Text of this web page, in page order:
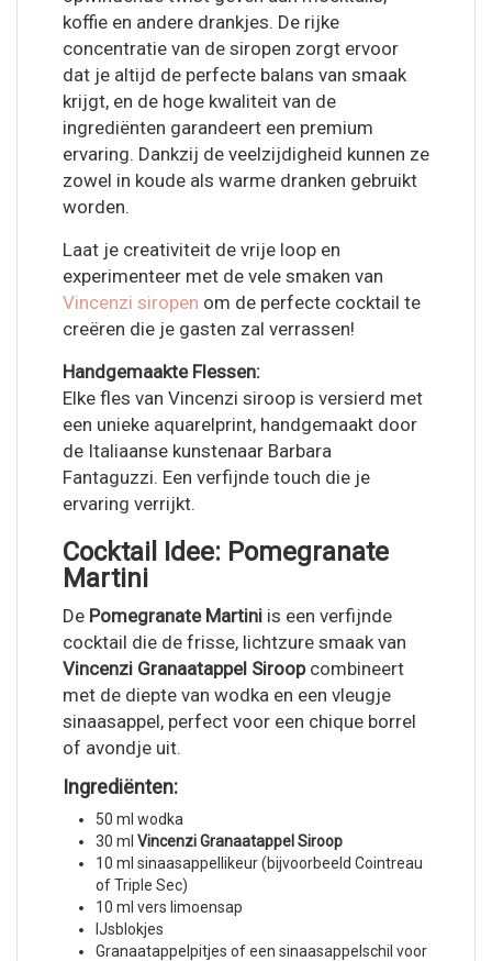
koffie en andere drankjes. De rijke
concentratie van de siropen zorgt ervoor
dat je altijd de perfecte balans van smaak
krijgt, en de hoge kwaliteit van de
ingrediënten garandeert een premium
ervaring. Dankzij de veelzijdigheid kunnen ze
zowel in koude als warme dranken gebruikt
worden.
Laat je creativiteit de vrije loop en
experimenteer met de vele smaken van
Vincenzi siropen om de perfecte cocktail te
creëren die je gasten zal verrassen!
Handgemaakte Flessen:
Elke fles van Vincenzi siroop is versierd met
een unieke aquarelprint, handgemaakt door
de Italiaanse kunstenaar Barbara
Fantaguzzi. Een verfijnde touch die je
ervaring verrijkt.
Cocktail Idee: Pomegranate
Martini
De Pomegranate Martini is een verfijnde
cocktail die de frisse, lichtzure smaak van
Vincenzi Granaatappel Siroopcombineert
met de diepte van wodka en een vleugje
sinaasappel, perfect voor een chique borrel
of avondje uit.
Ingrediënten:
50 ml wodka
30 ml Vincenzi Granaatappel Siroop
10 ml sinaasappellikeur (bijvoorbeeld Cointreau
of Triple Sec)
10 ml vers limoensap
IJsblokjes
Granaatappelpitjes of een sinaasappelschil voor